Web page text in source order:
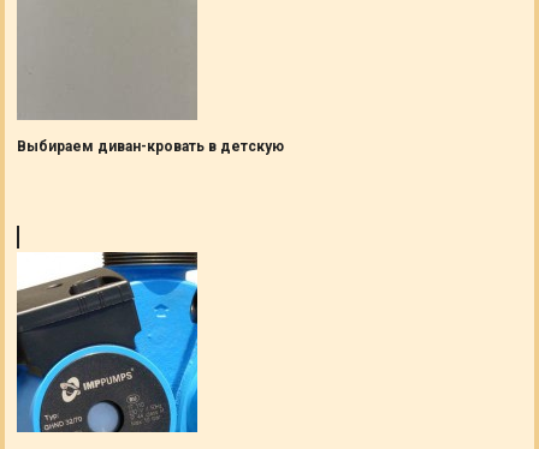
Выбираем диван-кровать в детскую